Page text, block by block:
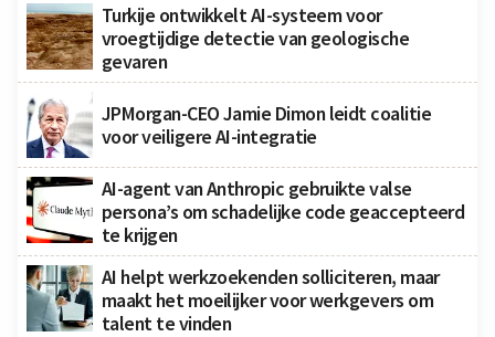
Turkije ontwikkelt AI-systeem voor
vroegtijdige detectie van geologische
gevaren
JPMorgan-CEO Jamie Dimon leidt coalitie
voor veiligere AI-integratie
AI-agent van Anthropic gebruikte valse
persona’s om schadelijke code geaccepteerd
te krijgen
AI helpt werkzoekenden solliciteren, maar
maakt het moeilijker voor werkgevers om
talent te vinden